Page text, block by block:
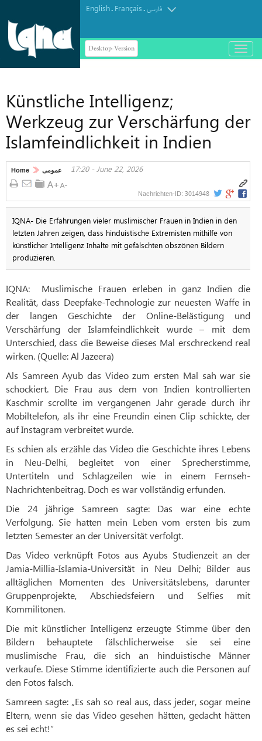
English. Français.فارسی
Desktop-Version
باز
و
Künstliche Intelligenz;
Werkzeug zur Verschärfung der
Islamfeindlichkeit in Indien
Home عمومی 17:20 - June 22, 2026
Nachrichten-ID: 3014948
IQNA- Die Erfahrungen vieler muslimischer Frauen in Indien in den
letzten Jahren zeigen, dass hinduistische Extremisten mithilfe von
künstlicher Intelligenz Inhalte mit gefälschten obszönen Bildern
produzieren.
IQNA:
Muslimische Frauen erleben in ganz Indien die
Realität, dass Deepfake-Technologie zur neuesten Waffe in
der langen Geschichte der Online-Belästigung und
Verschärfung der Islamfeindlichkeit wurde – mit dem
Unterschied, dass die Beweise dieses Mal erschreckend real
wirken. (Quelle: Al Jazeera)
Als Samreen Ayub das Video zum ersten Mal sah war sie
schockiert. Die Frau aus dem von Indien kontrollierten
Kaschmir scrollte im vergangenen Jahr gerade durch ihr
Mobiltelefon, als ihr eine Freundin einen Clip schickte, der
auf Instagram verbreitet wurde.
Es schien als erzähle das Video die Geschichte ihres Lebens
in Neu-Delhi, begleitet von einer Sprecherstimme,
Untertiteln und Schlagzeilen wie in einem Fernseh-
Nachrichtenbeitrag. Doch es war vollständig erfunden.
Die 24 jährige Samreen sagte: Das war eine echte
Verfolgung. Sie hatten mein Leben vom ersten bis zum
letzten Semester an der Universität verfolgt.
Das Video verknüpft Fotos aus Ayubs Studienzeit an der
Jamia-Millia-Islamia-Universität in Neu Delhi; Bilder aus
alltäglichen Momenten des Universitätslebens, darunter
Gruppenprojekte, Abschiedsfeiern und Selfies mit
Kommilitonen.
Die mit künstlicher Intelligenz erzeugte Stimme über den
Bildern behauptete fälschlicherweise sie sei eine
muslimische Frau, die sich an hinduistische Männer
verkaufe. Diese Stimme identifizierte auch die Personen auf
den Fotos falsch.
Samreen sagte: „Es sah so real aus, dass jeder, sogar meine
Eltern, wenn sie das Video gesehen hätten, gedacht hätten
es sei echt!“